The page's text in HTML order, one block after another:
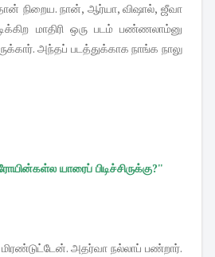
நிறைய. நான், ஆர்யா, விஷால், ஜீவா
மாதிரி ஒரு படம் பண்ணலாம்னு
அந்தப் படத்துக்காக நாங்க நாலு
யாரைப் பிடிச்சிருக்கு?''
மிரண்டுட்டேன். அதர்வா நல்லாப் பண்றார்.